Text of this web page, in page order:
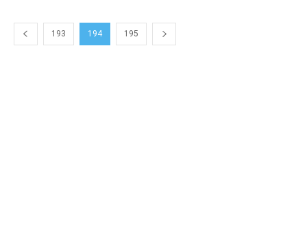
193 194 195